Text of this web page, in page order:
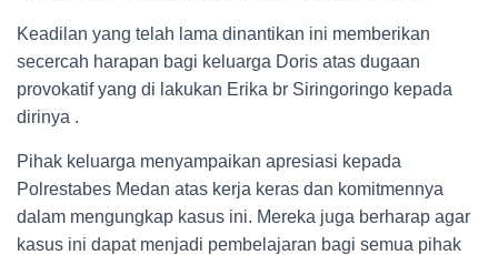
Keadilan yang telah lama dinantikan ini memberikan
secercah harapan bagi keluarga Doris atas dugaan
provokatif yang di lakukan Erika br Siringoringo kepada
dirinya .
Pihak keluarga menyampaikan apresiasi kepada
Polrestabes Medan atas kerja keras dan komitmennya
dalam mengungkap kasus ini. Mereka juga berharap agar
kasus ini dapat menjadi pembelajaran bagi semua pihak